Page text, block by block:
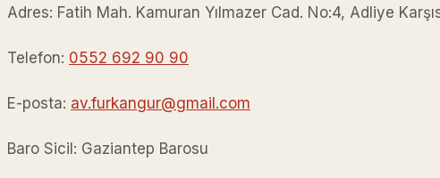
Adres: Fatih Mah. Kamuran Yılmazer Cad. No:4, Adliye
Telefon: 0552 692 90 90
E-posta: av.furkangur@gmail.com
Baro Sicil: Gaziantep Barosu